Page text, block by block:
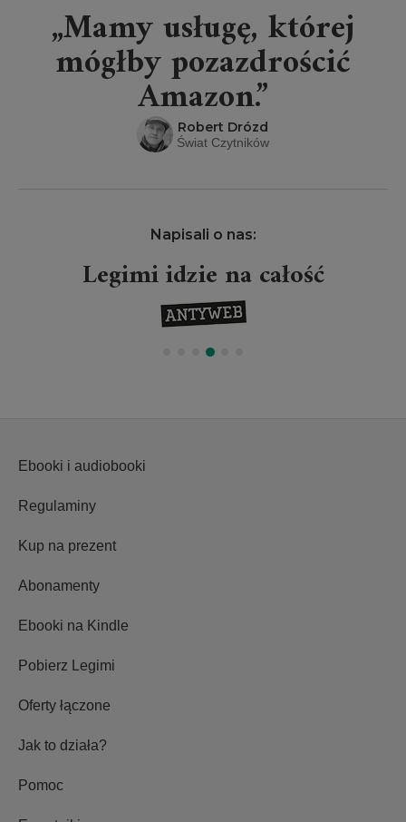
„Mamy usługę, której
mógłby pozazdrościć
Amazon.”
Robert Drózd
Świat Czytników
Napisali o nas:
Legimi idzie na całość
Ebooki i audiobooki
Regulaminy
Kup na prezent
Abonamenty
Ebooki na Kindle
Pobierz Legimi
Oferty łączone
Jak to działa?
Pomoc